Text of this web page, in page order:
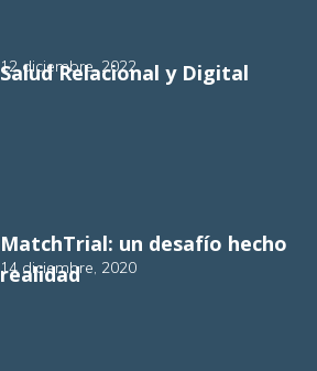
Salud Relacional y Digital
12 diciembre, 2022
MatchTrial: un desafío hecho
realidad
14 diciembre, 2020